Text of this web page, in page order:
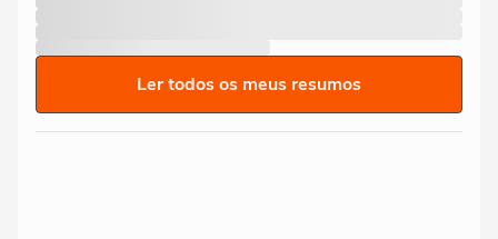
Ler todos os meus resumos